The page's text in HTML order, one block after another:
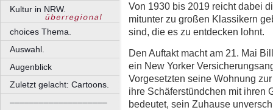
Kultur in NRW.
choices Thema.
Auswahl.
Augenblick
Zuletzt gelacht: Cartoons.
––––––––––––––––––––
Von 1930 bis 2019 reicht dabei
mitunter zu großen Klassikern
sind, die es zu entdecken lohnt.
Den Auftakt macht am 21. Mai
ein New Yorker
Vorgesetzten seine Wohnung
ihre Schäferstündchen mit ihren
bedeutet, sein Zuhause